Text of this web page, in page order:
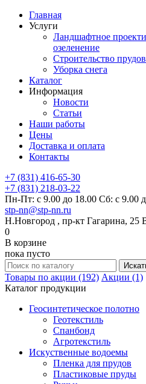
Главная
Услуги
Ландшафтное
озеленение
Строительство
Уборка снега
Каталог
Информация
Новости
Статьи
Наши работы
Цены
Доставка и оплата
Контакты
+7 (831) 416-65-30
+7 (831) 218-03-22
Пн-Пт: с 9.00 до 18.00 Сб: с 9.00
stp-nn@stp-nn.ru
Н.Новгород , пр-кт Гагарина, 25
0
В корзине
пока пусто
Товары по акции (192) Акции (1)
Каталог продукции
Геосинтетическое полотно
Геотекстиль
Спанбонд
Агротекстиль
Искуственные водоемы
Пленка для прудов
Пластиковые пруды